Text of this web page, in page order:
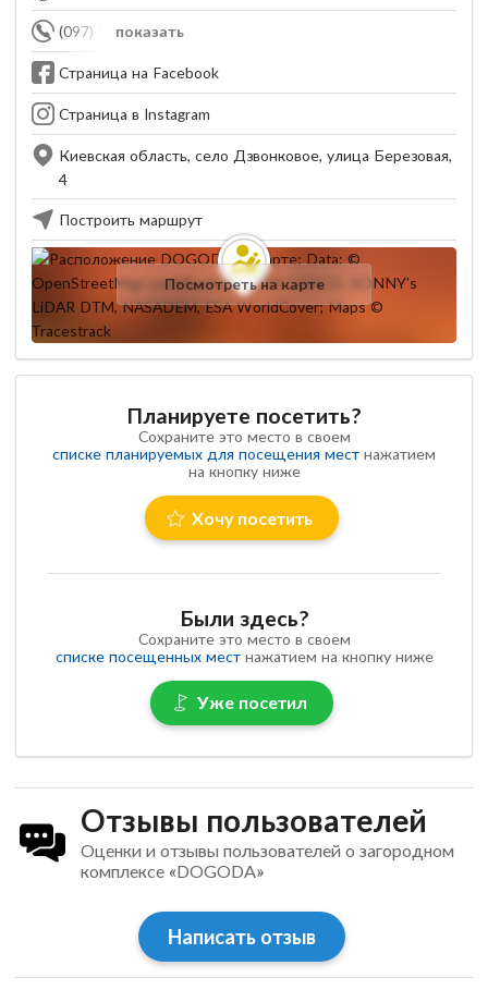
показать
(097) 120-40-50
Страница на Facebook
Страница в Instagram
Киевская область, село Дзвонковое, улица Березовая,
4
Построить маршрут
Посмотреть на карте
Планируете посетить?
Сохраните это место в своем
списке планируемых для посещения мест нажатием
на кнопку ниже
Хочу посетить
Были здесь?
Сохраните это место в своем
списке посещенных местнажатием на кнопку ниже
Уже посетил
Отзывы пользователей
Оценки и отзывы пользователей о загородном
комплексе «DOGODA»
Написать отзыв